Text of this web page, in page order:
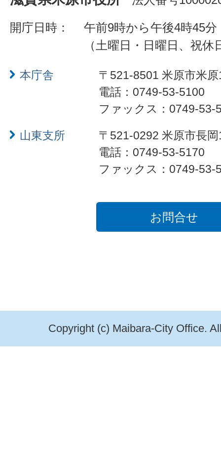
開庁日時：
午前9時から午後4時45分
（土曜日・日曜日、祝
本庁舎
〒521-8501 米原市米
電話：0749-53-5100
ファックス：0749-53-
山東支所
〒521-0292 米原市長
電話：0749-53-5170
ファックス：0749-53-
お問合せ
Copyright (c) Maibara-City Office.